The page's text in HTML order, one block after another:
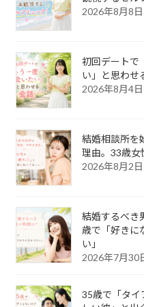
2026年8月8日
初回デートで
い」と思わせ
2026年8月4日
結婚相談所を
理由。33歳女
2026年8月2日
結婚するべき
歳で「好きに
い」
2026年7月30
35歳で「タイ